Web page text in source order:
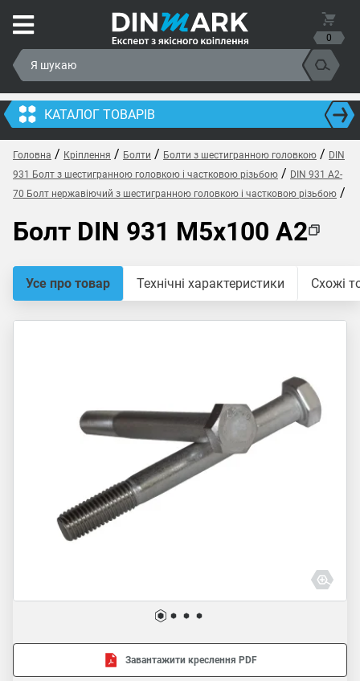
0
КАТАЛОГ ТОВАРІВ
Головна / Кріплення / Болти / Болти з шестигранною головкою / DIN
931 Болт з шестигранною головкою і частковою різьбою / DIN 931 A2-
70 Болт нержавіючий з шестигранною головкою і частковою різьбою /
Болт DIN 931 M5x100 A2
Усе про товар Технічні характеристики Схожі
Завантажити креслення PDF